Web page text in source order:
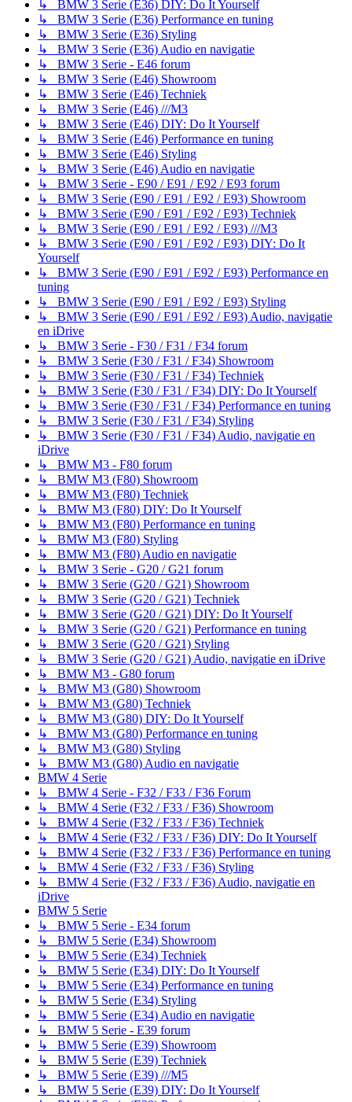
↳ BMW 3 Serie (E36) DIY: Do It Yourself
↳ BMW 3 Serie (E36) Performance en tuning
↳ BMW 3 Serie (E36) Styling
↳ BMW 3 Serie (E36) Audio en navigatie
↳ BMW 3 Serie - E46 forum
↳ BMW 3 Serie (E46) Showroom
↳ BMW 3 Serie (E46) Techniek
↳ BMW 3 Serie (E46) ///M3
↳ BMW 3 Serie (E46) DIY: Do It Yourself
↳ BMW 3 Serie (E46) Performance en tuning
↳ BMW 3 Serie (E46) Styling
↳ BMW 3 Serie (E46) Audio en navigatie
↳ BMW 3 Serie - E90 / E91 / E92 / E93 forum
↳ BMW 3 Serie (E90 / E91 / E92 / E93) Showroom
↳ BMW 3 Serie (E90 / E91 / E92 / E93) Techniek
↳ BMW 3 Serie (E90 / E91 / E92 / E93) ///M3
↳ BMW 3 Serie (E90 / E91 / E92 / E93) DIY: Do It
Yourself
↳ BMW 3 Serie (E90 / E91 / E92 / E93) Performance en
tuning
↳ BMW 3 Serie (E90 / E91 / E92 / E93) Styling
↳ BMW 3 Serie (E90 / E91 / E92 / E93) Audio, navigatie
en iDrive
↳ BMW 3 Serie - F30 / F31 / F34 forum
↳ BMW 3 Serie (F30 / F31 / F34) Showroom
↳ BMW 3 Serie (F30 / F31 / F34) Techniek
↳ BMW 3 Serie (F30 / F31 / F34) DIY: Do It Yourself
↳ BMW 3 Serie (F30 / F31 / F34) Performance en tuning
↳ BMW 3 Serie (F30 / F31 / F34) Styling
↳ BMW 3 Serie (F30 / F31 / F34) Audio, navigatie en
iDrive
↳ BMW M3 - F80 forum
↳ BMW M3 (F80) Showroom
↳ BMW M3 (F80) Techniek
↳ BMW M3 (F80) DIY: Do It Yourself
↳ BMW M3 (F80) Performance en tuning
↳ BMW M3 (F80) Styling
↳ BMW M3 (F80) Audio en navigatie
↳ BMW 3 Serie - G20 / G21 forum
↳ BMW 3 Serie (G20 / G21) Showroom
↳ BMW 3 Serie (G20 / G21) Techniek
↳ BMW 3 Serie (G20 / G21) DIY: Do It Yourself
↳ BMW 3 Serie (G20 / G21) Performance en tuning
↳ BMW 3 Serie (G20 / G21) Styling
↳ BMW 3 Serie (G20 / G21) Audio, navigatie en iDrive
↳ BMW M3 - G80 forum
↳ BMW M3 (G80) Showroom
↳ BMW M3 (G80) Techniek
↳ BMW M3 (G80) DIY: Do It Yourself
↳ BMW M3 (G80) Performance en tuning
↳ BMW M3 (G80) Styling
↳ BMW M3 (G80) Audio en navigatie
BMW 4 Serie
↳ BMW 4 Serie - F32 / F33 / F36 Forum
↳ BMW 4 Serie (F32 / F33 / F36) Showroom
↳ BMW 4 Serie (F32 / F33 / F36) Techniek
↳ BMW 4 Serie (F32 / F33 / F36) DIY: Do It Yourself
↳ BMW 4 Serie (F32 / F33 / F36) Performance en tuning
↳ BMW 4 Serie (F32 / F33 / F36) Styling
↳ BMW 4 Serie (F32 / F33 / F36) Audio, navigatie en
iDrive
BMW 5 Serie
↳ BMW 5 Serie - E34 forum
↳ BMW 5 Serie (E34) Showroom
↳ BMW 5 Serie (E34) Techniek
↳ BMW 5 Serie (E34) DIY: Do It Yourself
↳ BMW 5 Serie (E34) Performance en tuning
↳ BMW 5 Serie (E34) Styling
↳ BMW 5 Serie (E34) Audio en navigatie
↳ BMW 5 Serie - E39 forum
↳ BMW 5 Serie (E39) Showroom
↳ BMW 5 Serie (E39) Techniek
↳ BMW 5 Serie (E39) ///M5
↳ BMW 5 Serie (E39) DIY: Do It Yourself